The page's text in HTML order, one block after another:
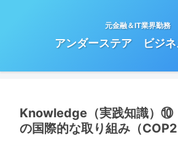
元金融＆IT業界勤務
アンダーステア ビジネ
Knowledge（実践知識）
の国際的な取り組み（